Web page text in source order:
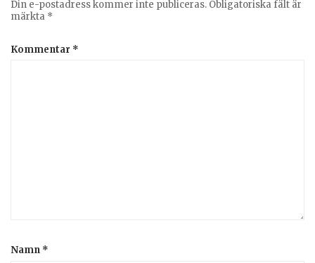
Din e-postadress kommer inte publiceras. Obligatoriska fält är
märkta *
Kommentar *
Namn *